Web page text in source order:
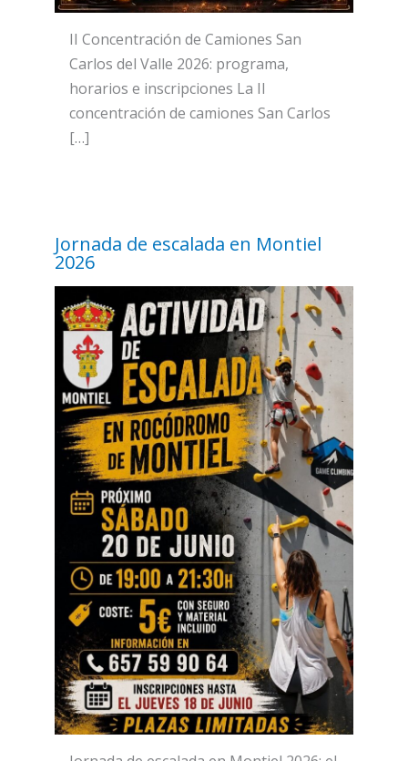
II Concentración de Camiones San
Carlos del Valle 2026: programa,
horarios e inscripciones La II
concentración de camiones San Carlos
[…]
Jornada de escalada en Montiel
2026